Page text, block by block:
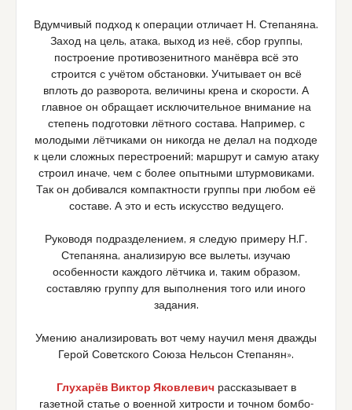
Вдумчивый подход к операции отличает Н. Степаняна.
Заход на цель, атака, выход из неё, сбор группы,
построение противозенитного манёвра всё это
строится с учётом обстановки. Учитывает он всё
вплоть до разворота, величины крена и скорости. А
главное он обращает исключительное внимание на
степень подготовки лётного состава. Например, с
молодыми лётчиками он никогда не делал на подходе
к цели сложных перестроений; маршрут и самую атаку
строил иначе, чем с более опытными штурмовиками.
Так он добивался компактности группы при любом её
составе. А это и есть искусство ведущего.
Руководя подразделением, я следую примеру Н.Г.
Степаняна, анализирую все вылеты, изучаю
особенности каждого лётчика и, таким образом,
составляю группу для выполнения того или иного
задания.
Умению анализировать вот чему научил меня дважды
Герой Советского Союза Нельсон Степанян».
Глухарёв Виктор Яковлевичрассказывает в
газетной статье о военной хитрости и точном бомбо-